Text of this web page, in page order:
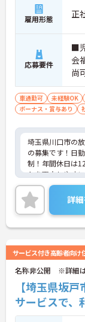
雇用形態 正
応募要件
■
会
尚
れ
車通勤可 未経験OK
ボーナス・賞与あり
埼玉県川口市の
の募集です！日
制！年間休日は
トを両立しやす
るので、働きな
興味のある方は
で、お気軽にご連
詳
サービス付き高齢者向け
名称非公開 ※詳細
【埼玉県坂
サービスで、